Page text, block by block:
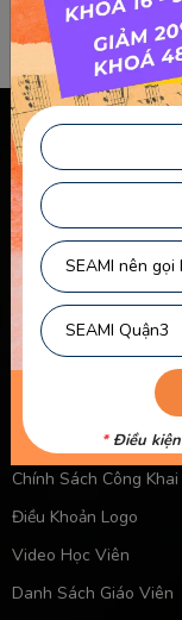
Chính sách &
Thông Tin Chủ Sở
Điều Khoản Dành Cho
Điều khoản Dành cho
Chính Sách Sử Dụng
Chính Sách Bảo Mật
Chính Sách Quyền
Chính Sách Bảo Mật
Chính Sách Công
Điều Khoản Logo
Video Học Viên
Danh Sách Giáo Viên
*Điều kiện